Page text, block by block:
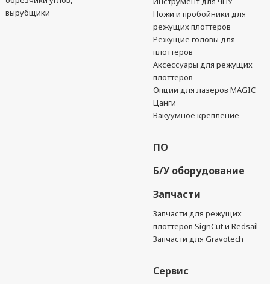
вырубщики
Ножи и пробойники для
режущих плоттеров
Режущие головы для
плоттеров
Аксессуары для режущих
плоттеров
Опции для лазеров MAGIC
Цанги
Вакуумное крепление
ПО
Б/У оборудование
Запчасти
Запчасти для режущих
плоттеров SignCut и Redsail
Запчасти для Gravotech
Сервис